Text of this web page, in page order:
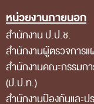
ผลการตรวจสอบ
ผลการตรวจสอบที่สำ
สถิติการตรวจสอบราย
ข้อมูลสาธารณะ
ข่าวสารการจัดซื้อจัด
หน่วยงานภายนอก
สำนักงาน ป.ป.ช.
สำนักงานผู้ตรวจการ
สำนักงานคณะกรรมก
(ป.ป.ท.)
สำนักงานป้องกันและ